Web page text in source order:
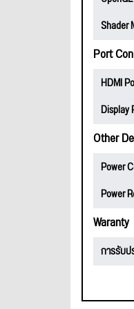
Shader
Port
HDMI
Display
Other
Power
Power
Waranty
การรับ